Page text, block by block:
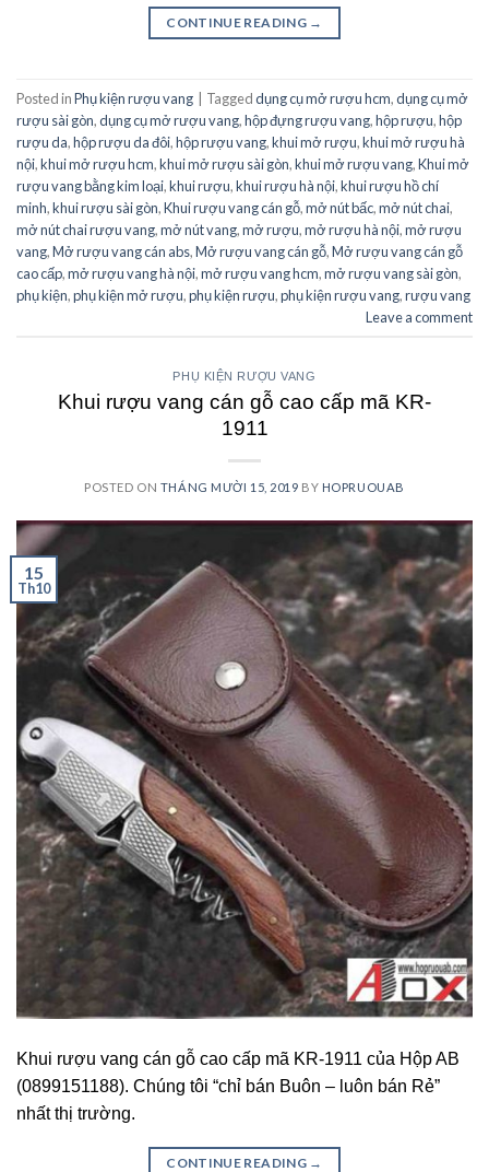
CONTINUE READING →
Posted inPhụ kiện rượu vang Taggeddụng cụ mở rượu hcm,dụng cụ mở
rượu sài gòn,dụng cụ mở rượu vang,hộp đựng rượu vang,hộp rượu,hộp
rượu da,hộp rượu da đôi,hộp rượu vang,khui mở rượu,khui mở rượu hà
nội,khui mở rượu hcm,khui mở rượu sài gòn,khui mở rượu vang,Khui mở
rượu vang bằng kim loại,khui rượu,khui rượu hà nội,khui rượu hồ chí
minh,khui rượu sài gòn,Khui rượu vang cán gỗ,mở nút bấc,mở nút chai,
mở nút chai rượu vang,mở nút vang,mở rượu,mở rượu hà nội,mở rượu
vang,Mở rượu vang cán abs,Mở rượu vang cán gỗ,Mở rượu vang cán gỗ
cao cấp,mở rượu vang hà nội,mở rượu vang hcm,mở rượu vang sài gòn,
phụ kiện,phụ kiện mở rượu,phụ kiện rượu,phụ kiện rượu vang,rượu vang
Leave a comment
PHỤ KIỆN RƯỢU VANG
Khui rượu vang cán gỗ cao cấp mã KR-
1911
POSTED ON THÁNG MƯỜI 15, 2019 BY HOPRUOUAB
15
Th10
Khui rượu vang cán gỗ cao cấp mã KR-1911 của Hộp AB
(0899151188). Chúng tôi “chỉ bán Buôn – luôn bán Rẻ”
nhất thị trường.
CONTINUE READING →